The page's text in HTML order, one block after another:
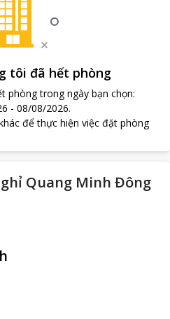
tôi đã hết phòng
phòng trong ngày bạn chọn:
- 08/08/2026.
để thực hiện việc đặt phòng
Quang Minh Đông